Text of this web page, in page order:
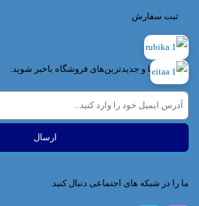
ثبت سفارش
از تخفیف‌ها و جدیدترین‌های فروشگاه باخبر شوید:
ما را در شبکه های اجتماعی دنبال کنید.